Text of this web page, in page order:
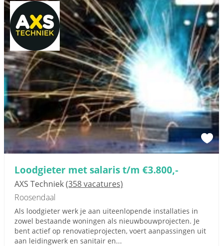
Loodgieter met salaris t/m €3.800,-
AXS Techniek(358 vacatures)
Roosendaal
Als loodgieter werk je aan uiteenlopende installaties in
zowel bestaande woningen als nieuwbouwprojecten. Je
bent actief op renovatieprojecten, voert aanpassingen uit
aan leidingwerk en sanitair en...